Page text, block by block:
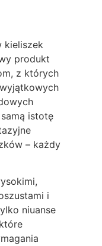
kieliszek
produkt
z których
istotę
– każdy
i
niuanse